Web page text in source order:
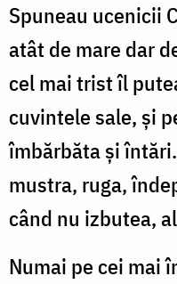
Spuneau ucenicii
atât de mare dar
cel mai trist îl
cuvintele sale, şi
îmbărbăta şi
mustra, ruga,
când nu izbutea,
Numai pe cei mai